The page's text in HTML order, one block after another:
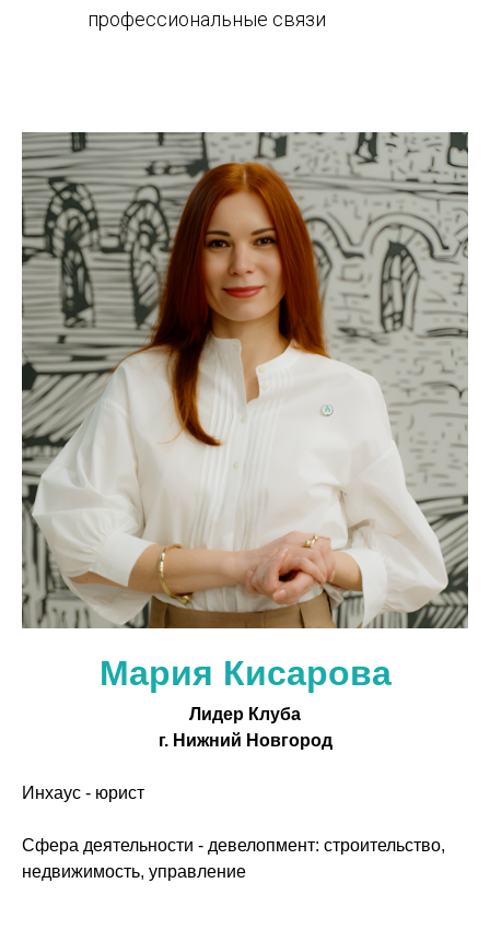
профессиональные связи
Мария Кисарова
Лидер Клуба
г. Нижний Новгород
Инхаус - юрист
Сфера деятельности - девелопмент: строительство,
недвижимость, управление